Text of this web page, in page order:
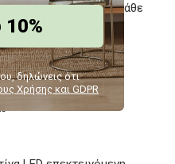
τοποθέτηση σε κάθε
εφαρμογή.
δηλώνεις ότι
Χρήσης και GDPR